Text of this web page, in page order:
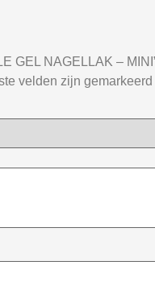
GEL NAGELLAK –
velden zijn gemarkeerd